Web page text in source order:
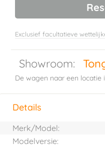
Exclusief facultatieve
Showroom:
De wagen naar een locatie
Horizontal tab
Details
Merk/Model:
Modelversie: